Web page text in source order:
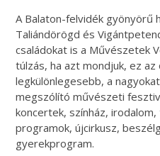
A Balaton-felvidék gyönyörű
Taliándörögd és
családokat is a Művészetek
túlzás, ha azt mondjuk, ez
legkülönlegesebb, a
megszólító művészeti
koncertek, színház,
programok, újcirkusz,
gyerekprogram.